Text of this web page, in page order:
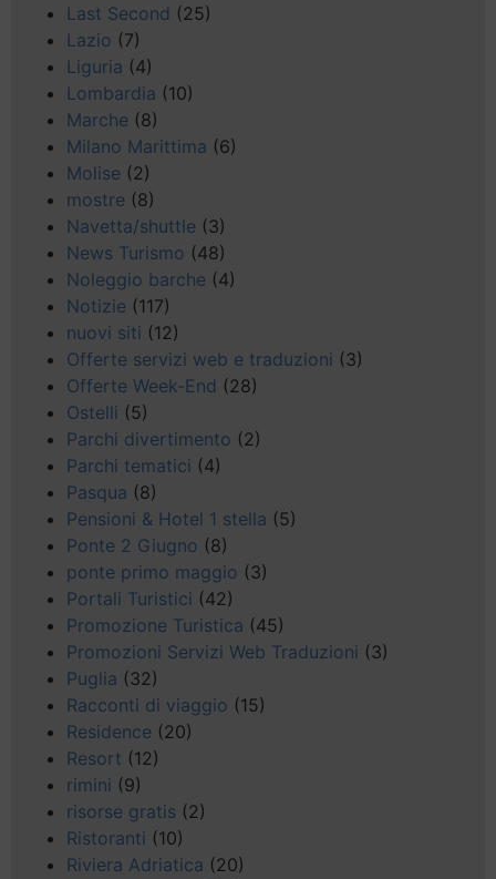
Last Second (25)
Lazio (7)
Liguria (4)
Lombardia (10)
Marche (8)
Milano Marittima (6)
Molise (2)
mostre (8)
Navetta/shuttle (3)
News Turismo (48)
Noleggio barche (4)
Notizie (117)
nuovi siti (12)
Offerte servizi web e traduzioni (3)
Offerte Week-End (28)
Ostelli (5)
Parchi divertimento (2)
Parchi tematici (4)
Pasqua (8)
Pensioni & Hotel 1 stella (5)
Ponte 2 Giugno (8)
ponte primo maggio (3)
Portali Turistici (42)
Promozione Turistica (45)
Promozioni Servizi Web Traduzioni (3)
Puglia (32)
Racconti di viaggio (15)
Residence (20)
Resort (12)
rimini (9)
risorse gratis (2)
Ristoranti (10)
Riviera Adriatica (20)